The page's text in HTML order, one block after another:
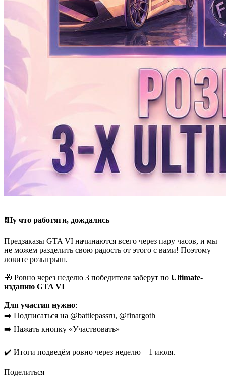
❗️Ну что работяги, дождались
Предзаказы GTA VI начинаются всего через пару часов, и мы
не можем разделить свою радость от этого с вами! Поэтому
ловите розыгрыш.
🎁 Ровно через неделю 3 победителя заберут по Ultimate-
изданию GTA VI
Для участия нужно:
➡️ Подписаться на @battlepassru, @finargoth
➡️ Нажать кнопку «Участвовать»
✔️ Итоги подведём ровно через неделю – 1 июля.
Поделиться